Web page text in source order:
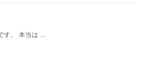
す。 本当は ...